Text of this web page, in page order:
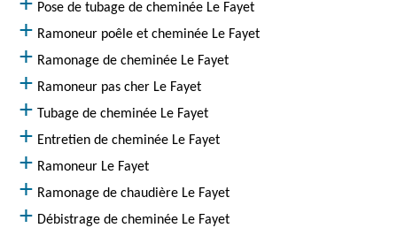
Pose de tubage de cheminée Le Fayet
Ramoneur poêle et cheminée Le Fayet
Ramonage de cheminée Le Fayet
Ramoneur pas cher Le Fayet
Tubage de cheminée Le Fayet
Entretien de cheminée Le Fayet
Ramoneur Le Fayet
Ramonage de chaudière Le Fayet
Débistrage de cheminée Le Fayet